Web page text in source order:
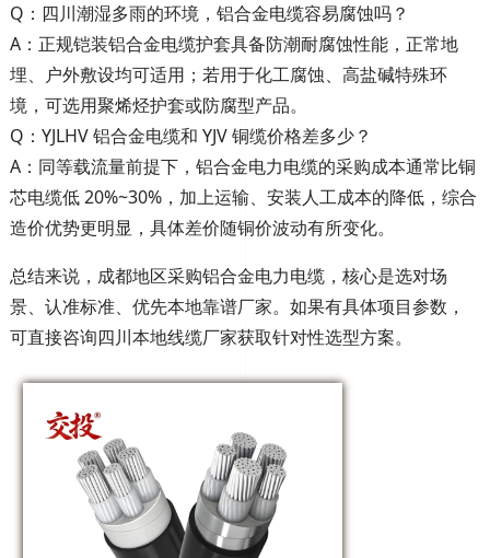
Q：四川潮湿多雨的环境，铝合金电缆容易腐蚀吗？
A：正规铠装铝合金电缆护套具备防潮耐腐蚀性能，正常地
埋、户外敷设均可适用；若用于化工腐蚀、高盐碱特殊环
境，可选用聚烯烃护套或防腐型产品。
Q：YJLHV 铝合金电缆和 YJV 铜缆价格差多少？
A：同等载流量前提下，铝合金电力电缆的采购成本通常比铜
芯电缆低 20%~30%，加上运输、安装人工成本的降低，综合
造价优势更明显，具体差价随铜价波动有所变化。
总结来说，成都地区采购铝合金电力电缆，核心是选对场
景、认准标准、优先本地靠谱厂家。如果有具体项目参数，
可直接咨询四川本地线缆厂家获取针对性选型方案。